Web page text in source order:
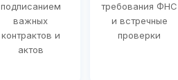
подписанием
важных
контрактов и
актов
требования ФНС
и встречные
проверки